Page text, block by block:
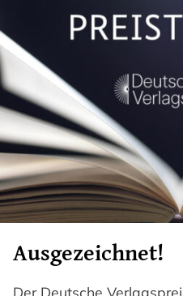
Ausgezeichnet!
Der Deutsche